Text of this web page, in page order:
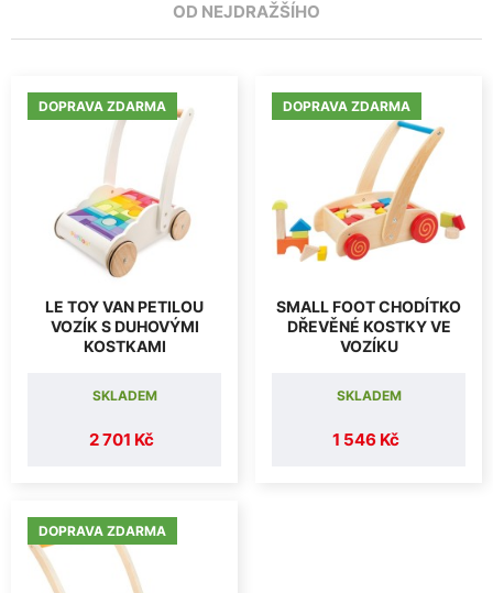
OD NEJDRAŽŠÍHO
DOPRAVA ZDARMA
LE TOY VAN PETILOU
VOZÍK S DUHOVÝMI
KOSTKAMI
2 701 Kč
SKLADEM
DOPRAVA ZDARMA
SMALL FOOT CHODÍTKO
DŘEVĚNÉ KOSTKY VE
VOZÍKU
1 546 Kč
SKLADEM
DOPRAVA ZDARMA